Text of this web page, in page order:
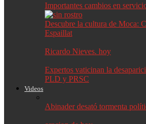
Importantes cambios en
Descubre la cultura de Moca:
Espaillat
Ricardo Nieves. hoy
Expertos vaticinan la
PLD y PRSC
Videos
Abinader desató tormenta